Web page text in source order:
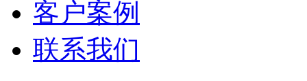
客户案例
联系我们